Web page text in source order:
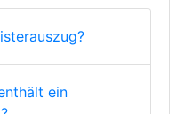
ein